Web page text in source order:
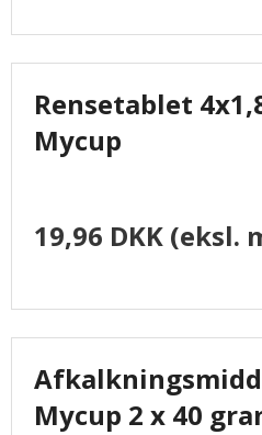
Rensetablet
Mycup
19,96 DKK (eksl.
Mycup 2 x 40